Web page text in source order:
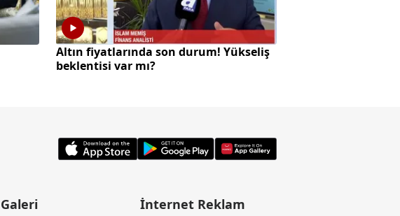
Altın fiyatlarında son durum! Yükseliş
beklentisi var mı?
Galeri
İnternet Reklam